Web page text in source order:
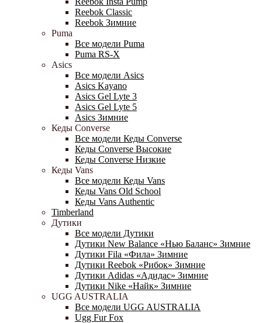
Reebok Classic
Reebok Зимние
Puma
Все модели Puma
Puma RS-X
Asics
Все модели Asics
Asics Kayano
Asics Gel Lyte 3
Asics Gel Lyte 5
Asics Зимние
Кеды Converse
Все модели Кеды Converse
Кеды Converse Высокие
Кеды Converse Низкие
Кеды Vans
Все модели Кеды Vans
Кеды Vans Old School
Кеды Vans Authentic
Timberland
Дутики
Все модели Дутики
Дутики New Balance «Нью Баланс» Зимние
Дутики Fila «Фила» Зимние
Дутики Reebok «Рибок» Зимние
Дутики Adidas «Адидас» Зимние
Дутики Nike «Найк» Зимние
UGG AUSTRALIA
Все модели UGG AUSTRALIA
Ugg Fur Fox